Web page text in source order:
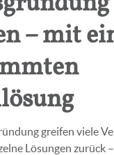
– mit
greifen viele
Lösungen zurück